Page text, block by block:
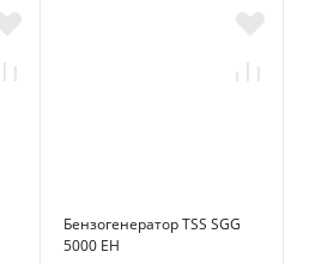
Бензогенератор TSS SGG
5000 EH